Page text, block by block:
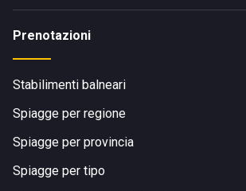
Prenotazioni
Stabilimenti balneari
Spiagge per regione
Spiagge per provincia
Spiagge per tipo